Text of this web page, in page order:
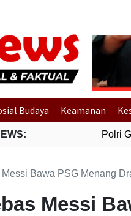
Budaya Keamanan
Polri
Bawa PSG Menang
Messi